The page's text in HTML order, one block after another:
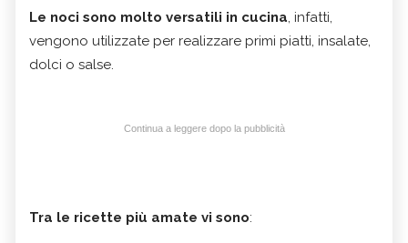
Le noci sono molto versatili in cucina, infatti,
vengono utilizzate per realizzare primi piatti, insalate,
dolci o salse.
Continua a leggere dopo la pubblicità
Tra le ricette più amate vi sono: